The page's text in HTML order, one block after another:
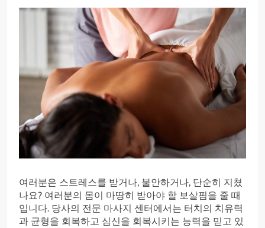
여러분은 스트레스를 받거나, 불안하거나, 단순히 지쳤
나요? 여러분의 몸이 마땅히 받아야 할 보살핌을 줄 때
입니다. 당사의 전문 마사지 센터에서는 터치의 치유력
과 균형을 회복하고 심신을 회복시키는 능력을 믿고 있